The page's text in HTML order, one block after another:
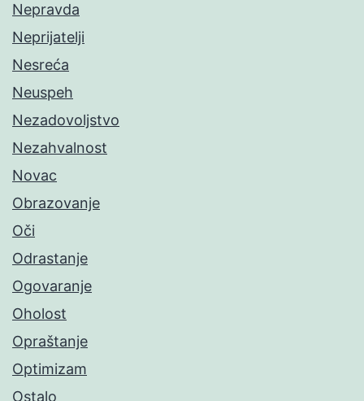
Nepravda
Neprijatelji
Nesreća
Neuspeh
Nezadovoljstvo
Nezahvalnost
Novac
Obrazovanje
Oči
Odrastanje
Ogovaranje
Oholost
Opraštanje
Optimizam
Ostalo